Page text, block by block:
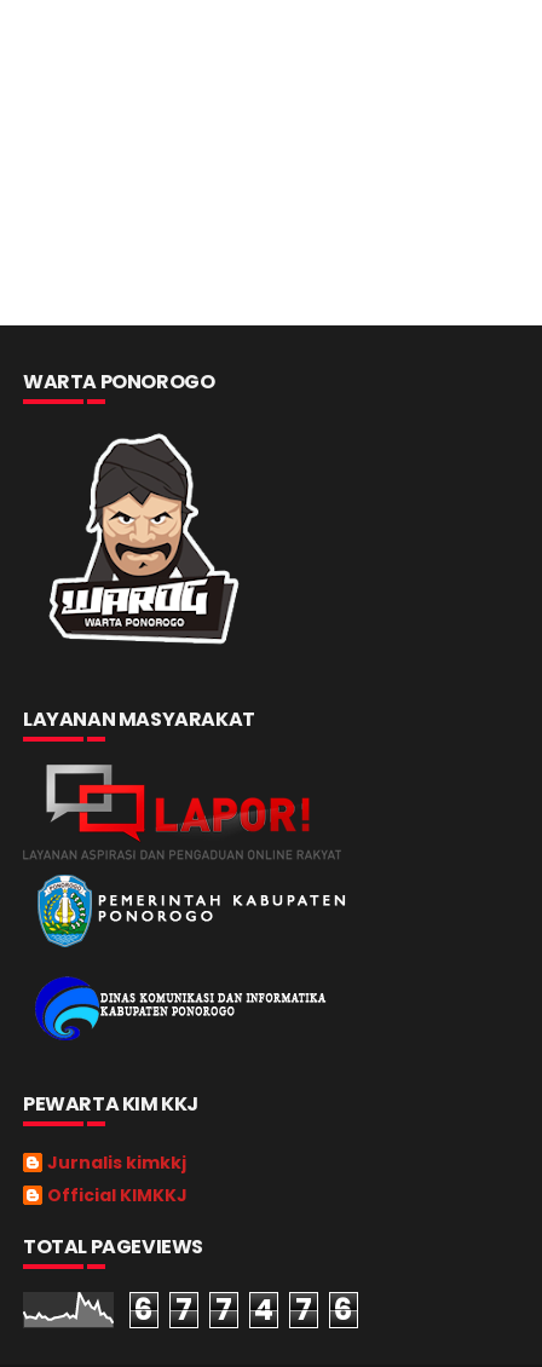
WARTA PONOROGO
LAYANAN MASYARAKAT
PEWARTA KIM KKJ
Jurnalis kimkkj
Official KIMKKJ
TOTAL PAGEVIEWS
6 7 7 4 7 6